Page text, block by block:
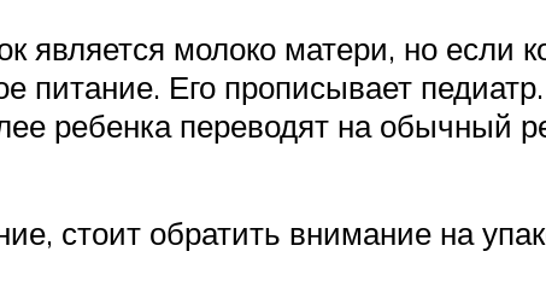
молоко матери, но если
питание. Его прописывает
ребенка переводят на обычный
стоит обратить внимание на